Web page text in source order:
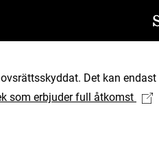
Det kan
som erbjuder full åtkomst